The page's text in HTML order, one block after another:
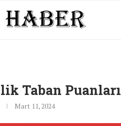
Taban Puanları
Mart 11, 2024